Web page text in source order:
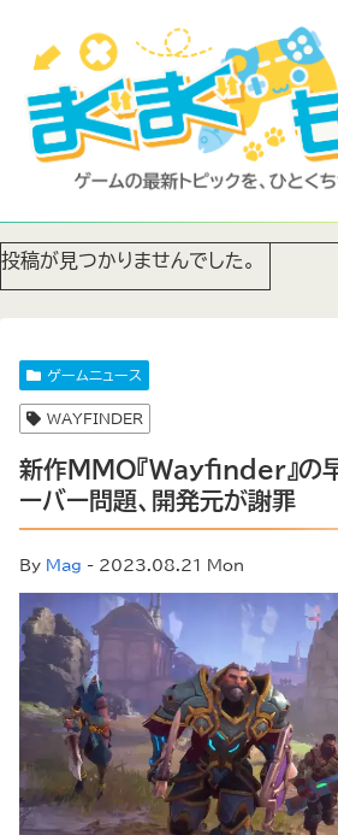
投稿が見つかりませんでした。
ゲームニュース
WAYFINDER
新作MMO『Wayfinder』の
ーバー問題、開発元が謝罪
By Mag - 2023.08.21 Mon